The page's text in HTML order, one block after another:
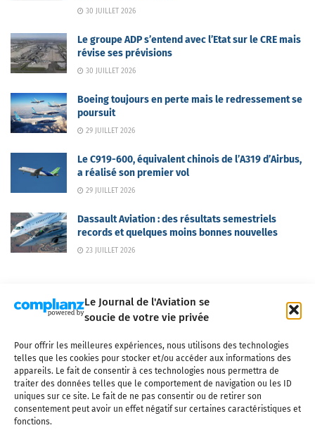
Le Journal de l'Aviation se
soucie de votre vie privée
Pour offrir les meilleures expériences, nous utilisons des technologies
telles que les cookies pour stocker et/ou accéder aux informations des
appareils. Le fait de consentir à ces technologies nous permettra de
traiter des données telles que le comportement de navigation ou les ID
uniques sur ce site. Le fait de ne pas consentir ou de retirer son
consentement peut avoir un effet négatif sur certaines caractéristiques et
fonctions.
30 JUILLET 2026
Le groupe ADP s’entend avec l’Etat sur le CRE mais
révise ses prévisions
30 JUILLET 2026
Boeing toujours en perte mais le redressement se
poursuit
29 JUILLET 2026
Le C919-600, équivalent chinois de l’A319 d’Airbus,
a réalisé son premier vol
29 JUILLET 2026
Dassault Aviation : des résultats semestriels
records et quelques moins bonnes nouvelles
23 JUILLET 2026
Qui sommes-nous ? Nous contacter
Partenaires
Mentions légales
CGV Politique de confidentialité Cookies